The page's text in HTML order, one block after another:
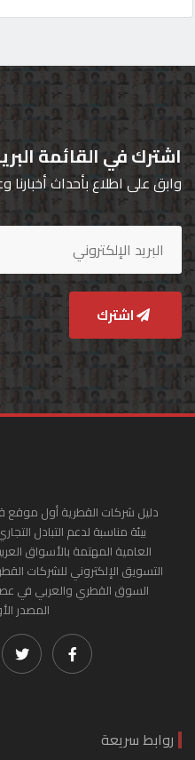
اشترك في القائمة
وابق على اطلاع بأحداث أخبارنا
اشترك
دليل شركات القطرية أول موقع
بيئة مناسبة لدعم التبادل
العامية المهتمة بالأسواق
التسويق الإلكتروني للشركات
السوق القطري والعربي في
المصدر
روابط سريعة